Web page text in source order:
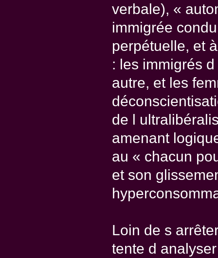
verbale), «
immigrée
perpétuelle, et
: les immigrés
autre, et les
de l
amenant
au « chacun
et son
Loin de s
tente d